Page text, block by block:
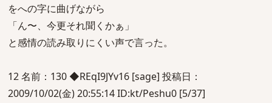
をへの字に曲げながら
「ん〜、今更それ聞くかぁ」
と感情の読み取りにくい声で言った。
12 名前：130 ◆REqI9JYv16 [sage] 投稿日：
2009/10/02(金) 20:55:14 ID:kt/Peshu0 [5/37]